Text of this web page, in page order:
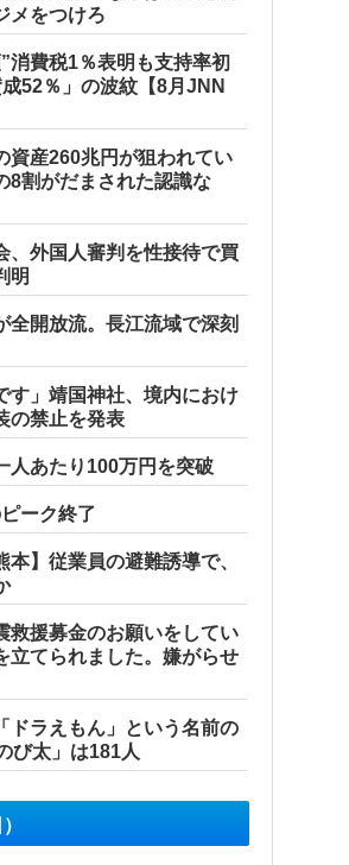
メをつけろ
消費税1％表明も支持率初
52％」の波紋【8月JNN
資産260兆円が狙われてい
割がだまされた認識な
、外国人審判を性接待で買
明
全開放流。長江流域で深刻
す」靖国神社、境内におけ
の禁止を発表
人あたり100万円を突破
ーク終了
本】従業員の避難誘導で、
救援募金のお願いをしてい
立てられました。嫌がらせ
ドラえもん」という名前の
太」は181人